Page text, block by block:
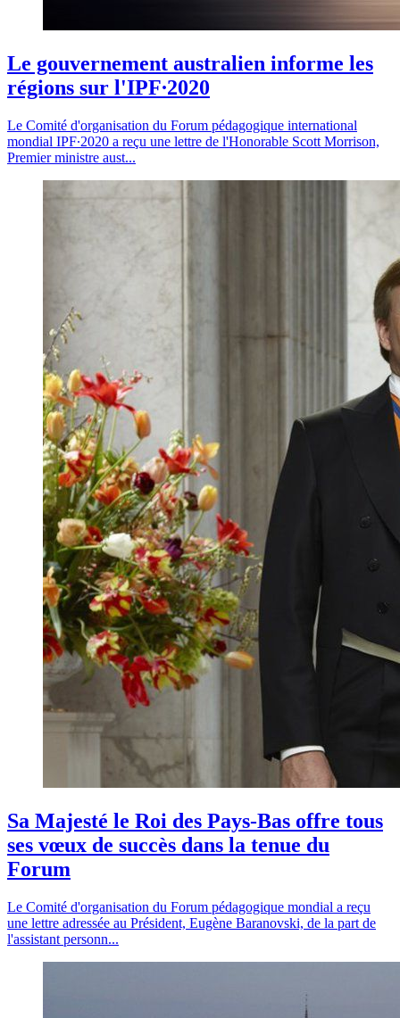
Le gouvernement australien informe les
régions sur l'IPF∙2020
Le Comité d'organisation du Forum pédagogique international
mondial IPF∙2020 a reçu une lettre de l'Honorable Scott Morrison,
Premier ministre aust...
Sa Majesté le Roi des Pays-Bas offre tous
ses vœux de succès dans la tenue du
Forum
Le Comité d'organisation du Forum pédagogique mondial a reçu
une lettre adressée au Président, Eugène Baranovski, de la part de
l'assistant personn...